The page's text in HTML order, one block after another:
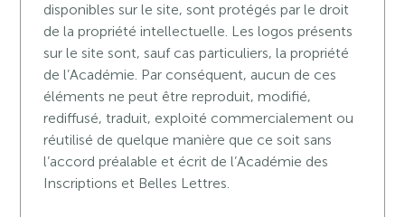
disponibles sur le site, sont protégés par le droit
de la propriété intellectuelle. Les logos présents
sur le site sont, sauf cas particuliers, la propriété
de l’Académie. Par conséquent, aucun de ces
éléments ne peut être reproduit, modifié,
rediffusé, traduit, exploité commercialement ou
réutilisé de quelque manière que ce soit sans
l’accord préalable et écrit de l’Académie des
Inscriptions et Belles Lettres.